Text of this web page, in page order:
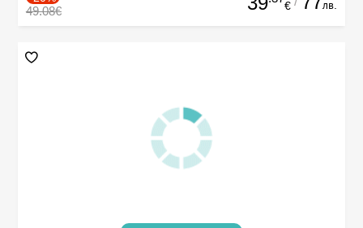
49.08€ € лв.